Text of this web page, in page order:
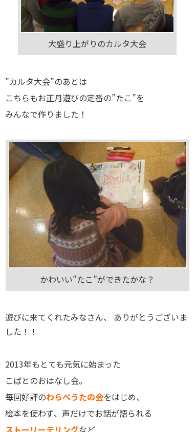
大盛り上がりのカルタ大会
”カルタ大会”のあとは
こちらもお正月遊びの定番の”たこ”を
みんなで作りました！
かわいい”たこ”ができたかな？
遊びに来てくれたみなさん、 ありがとうございま
した！！
2013年もとても元気に始まった
こばとのおはなし会。
毎回好評のわらべうたの会をはじめ、
絵本を使わず、声だけでお話が語られる
ストーリーテリングなど